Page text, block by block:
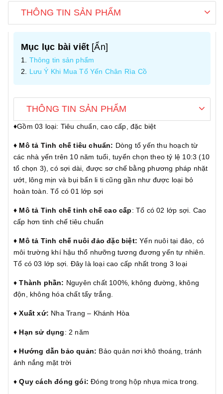
THÔNG TIN SẢN PHẨM
Mục lục bài viết [Ẩn]
Thông tin sản phẩm
Lưu Ý Khi Mua Tổ Yến Chân Rìa Cồ
THÔNG TIN SẢN PHẨM
♦️Gồm 03 loại: Tiêu chuẩn, cao cấp, đặc biệt
♦️ Mô tả Tinh chế tiêu chuẩn: Dòng tổ yến thu hoạch từ
các nhà yến trên 10 năm tuổi, tuyển chọn theo tỷ lệ 10:3 (10
tổ chọn 3), có sợi dài, được sơ chế bằng phương pháp nhặt
ướt, lông mịn và bụi bẩn li ti cũng gần như được loại bỏ
hoàn toàn. Tổ có 01 lớp sợi
♦️ Mô tả Tinh chế tinh chế cao cấp: Tổ có 02 lớp sợi. Cao
cấp hơn tinh chế tiêu chuẩn
♦️ Mô tả Tinh chế nuôi đảo đặc biệt:Yến nuôi tại đảo, có
môi trường khí hậu thổ nhưỡng tương đương yến tự nhiên.
Tổ có 03 lớp sợi. Đây là loại cao cấp nhất trong 3 loại
♦️Thành phần: Nguyên chất 100%, không đường, không
độn, không hóa chất tẩy trắng.
♦️Xuất xứ: Nha Trang – Khánh Hòa
♦️ Hạn sử dụng: 2 năm
♦️ Hướng dẫn bảo quản: Bảo quản nơi khô thoáng, tránh
ánh nắng mặt trời
♦️Quy cách đóng gói: Đóng trong hộp nhựa mica trong.